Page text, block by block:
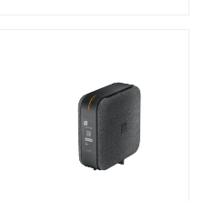
49,99 € par mois, Sans engagement